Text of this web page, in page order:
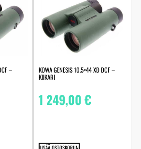
– KOWA GENESIS 10.5×44 XD DCF –
KIIKARI
1 249,00€
LISÄÄ OSTOSKORIIN